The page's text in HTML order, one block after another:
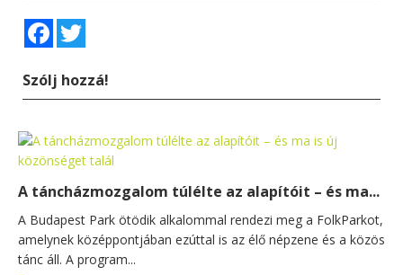
Facebook
Szólj hozzá!
A táncházmozgalom túlélte az alapítóit – és ma...
A Budapest Park ötödik alkalommal rendezi meg a FolkParkot,
amelynek középpontjában ezúttal is az élő népzene és a közös
tánc áll. A program...